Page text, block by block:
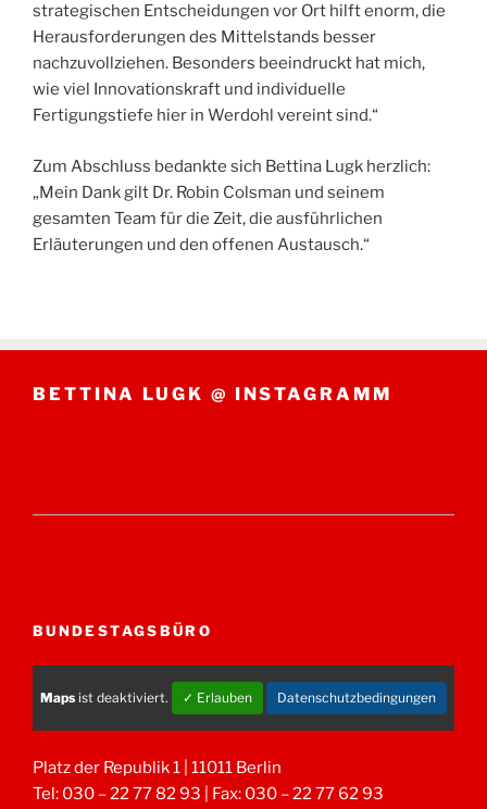
strategischen Entscheidungen vor Ort hilft enorm, die
Herausforderungen des Mittelstands besser
nachzuvollziehen. Besonders beeindruckt hat mich,
wie viel Innovationskraft und individuelle
Fertigungstiefe hier in Werdohl vereint sind.“
Zum Abschluss bedankte sich Bettina Lugk herzlich:
„Mein Dank gilt Dr. Robin Colsman und seinem
gesamten Team für die Zeit, die ausführlichen
Erläuterungen und den offenen Austausch.“
BETTINA LUGK @ INSTAGRAMM
BUNDESTAGSBÜRO
Maps ist deaktiviert. ✓ Erlauben Datenschutzbedingungen
Platz der Republik 1 | 11011 Berlin
Tel: 030 – 22 77 82 93 | Fax: 030 – 22 77 62 93